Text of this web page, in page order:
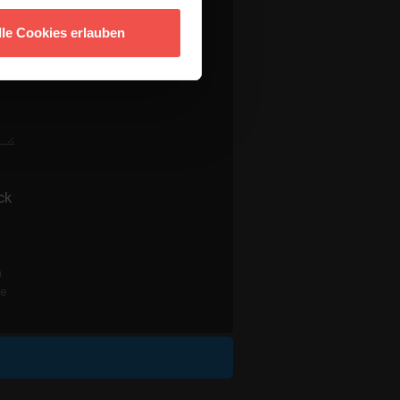
Cookies erlauben